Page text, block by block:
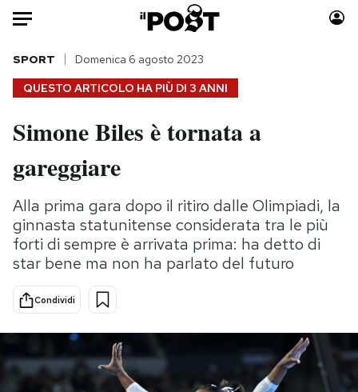
Auto
HOME
Italia
Politica
Tecnologia
Internet
Scienza
Cultura
Economia
Moda
Storie/Idee
Ok Boomer!
Media
Europa
QUESTO ARTICOLO HA PIÙ DI 3 ANNI
SPORT Domenica 6 agosto 2023
Simone Biles è tornata a
gareggiare
Alla prima gara dopo il ritiro dalle Olimpiadi, la
ginnasta statunitense considerata tra le più
forti di sempre è arrivata prima: ha detto di
star bene ma non ha parlato del futuro
Condividi